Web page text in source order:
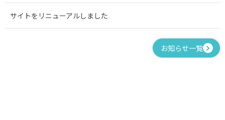
サイトをリニューアルしました
お知らせ一覧